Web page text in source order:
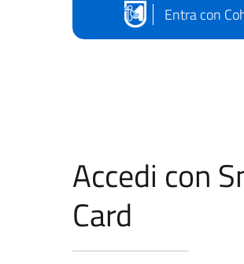
Entra con
Accedi con
Card